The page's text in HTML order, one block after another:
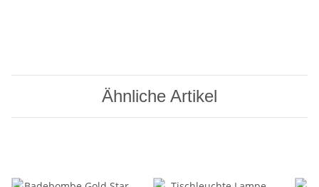
Ähnliche Artikel